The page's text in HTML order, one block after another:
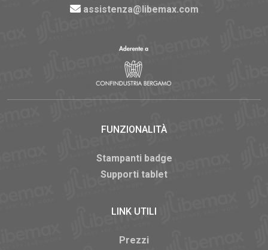
assistenza@libemax.com
FUNZIONALITÀ
Stampanti badge
Supporti tablet
LINK UTILI
Prezzi